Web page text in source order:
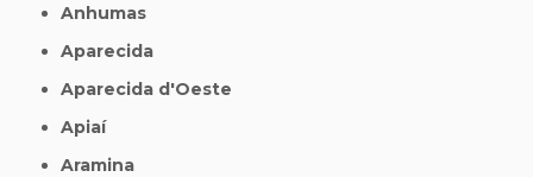
Anhumas
Aparecida
Aparecida d'Oeste
Apiaí
Aramina